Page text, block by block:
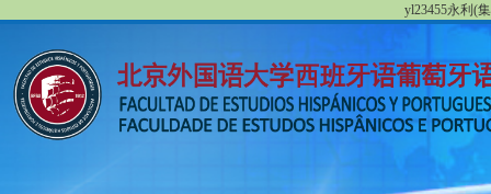
yl23455永利(